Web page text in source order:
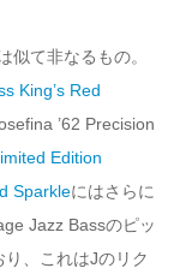
似て非なるもの。
King’s Red
’62 Precision
Edition
Sparkleにはさらに
Jazz Bassのピッ
、これはJのリク